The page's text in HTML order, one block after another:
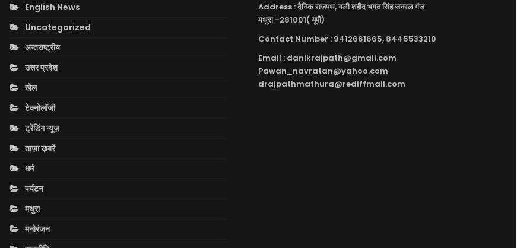
English News
Uncategorized
अन्तराष्ट्रीय
उत्तर प्रदेश
खेल
टेक्नोलॉजी
ट्रेंडिंग न्यूज़
ताज़ा ख़बरें
धर्म
पर्यटन
मथुरा
मनोरंजन
Address : दैनिक राजपथ, गली शहीद भगत सिंह जनरल गंज
मथुरा -281001( यूपी)
Contact Number : 9412661665, 8445533210
Email : danikrajpath@gmail.com
Pawan_navratan@yahoo.com
drajpathmathura@rediffmail.com